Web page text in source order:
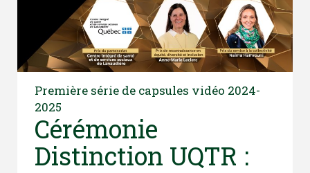
Première série de capsules vidéo 2024-
2025
Cérémonie
Distinction UQTR :